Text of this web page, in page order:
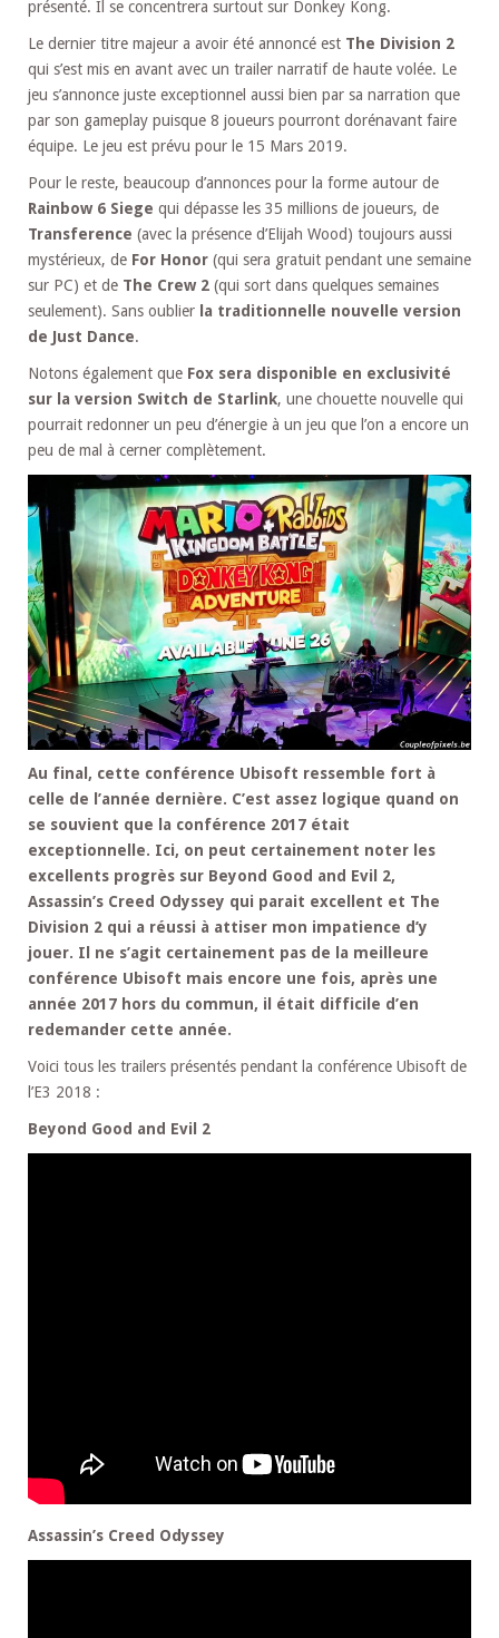
présenté. Il se concentrera surtout sur Donkey Kong.
Le dernier titre majeur a avoir été annoncé est The Division 2
qui s’est mis en avant avec un trailer narratif de haute volée. Le
jeu s’annonce juste exceptionnel aussi bien par sa narration que
par son gameplay puisque 8 joueurs pourront dorénavant faire
équipe. Le jeu est prévu pour le 15 Mars 2019.
Pour le reste, beaucoup d’annonces pour la forme autour de
Rainbow 6 Siege qui dépasse les 35 millions de joueurs, de
Transference (avec la présence d’Elijah Wood) toujours aussi
mystérieux, de For Honor (qui sera gratuit pendant une semaine
sur PC) et de The Crew 2 (qui sort dans quelques semaines
seulement). Sans oublier la traditionnelle nouvelle version
de Just Dance.
Notons également que Fox sera disponible en exclusivité
sur la version Switch de Starlink, une chouette nouvelle qui
pourrait redonner un peu d’énergie à un jeu que l’on a encore un
peu de mal à cerner complètement.
Au final, cette conférence Ubisoft ressemble fort à
celle de l’année dernière. C’est assez logique quand on
se souvient que la conférence 2017 était
exceptionnelle. Ici, on peut certainement noter les
excellents progrès sur Beyond Good and Evil 2,
Assassin’s Creed Odyssey qui parait excellent et The
Division 2 qui a réussi à attiser mon impatience d’y
jouer. Il ne s’agit certainement pas de la meilleure
conférence Ubisoft mais encore une fois, après une
année 2017 hors du commun, il était difficile d’en
redemander cette année.
Voici tous les trailers présentés pendant la conférence Ubisoft de
l’E3 2018 :
Beyond Good and Evil 2
Assassin’s Creed Odyssey